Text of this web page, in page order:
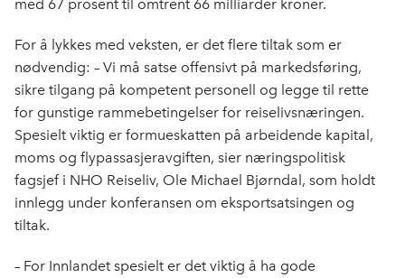
med 67 prosent til omtrent 66 milliarder kroner.
For å lykkes med veksten, er det flere tiltak som er
nødvendig: – Vi må satse offensivt på markedsføring,
sikre tilgang på kompetent personell og legge til rette
for gunstige rammebetingelser for reiselivsnæringen.
Spesielt viktig er formueskatten på arbeidende kapital,
moms og flypassasjeravgiften, sier næringspolitisk
fagsjef i NHO Reiseliv, Ole Michael Bjørndal, som holdt
innlegg under konferansen om eksportsatsingen og
tiltak.
– For Innlandet spesielt er det viktig å ha gode